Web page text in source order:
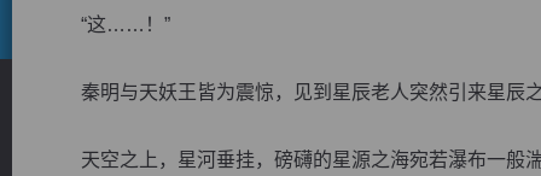
“这……！”
秦明与天妖王皆为震惊，见到星辰老人突然引来星辰
天空之上，星河垂挂，磅礴的星源之海宛若瀑布一般